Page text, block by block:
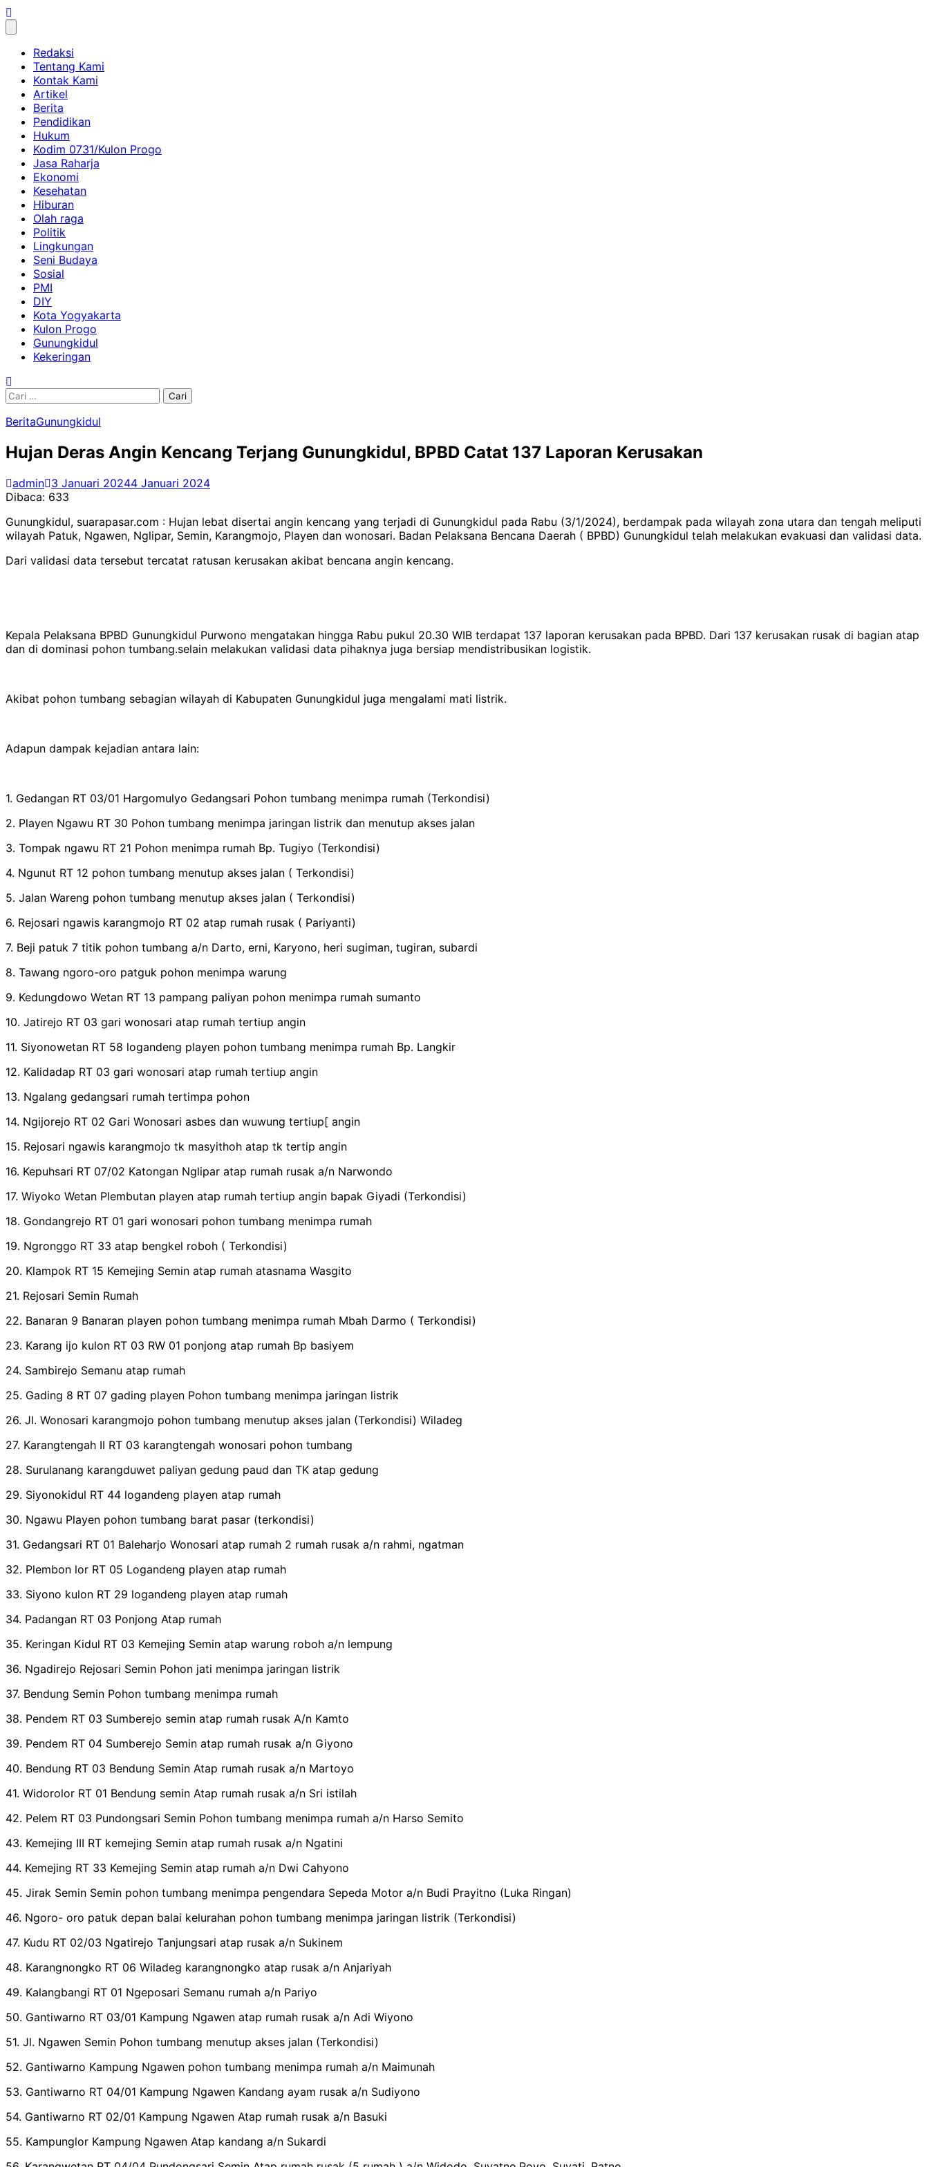
Skip
to
Redaksi
Tentang Kami
Kontak Kami
Artikel
Berita
Pendidikan
Hukum
Kodim 0731/Kulon Progo
Jasa Raharja
Ekonomi
Kesehatan
Hiburan
Olah raga
Politik
Lingkungan
Seni Budaya
Sosial
PMI
DIY
Kota Yogyakarta
Kulon Progo
Gunungkidul
Kekeringan
Cari
BeritaGunungkidul
Hujan Deras Angin Kencang Terjang Gunungkidul, BPBD Catat 137 Laporan Kerusakan
admin 3 Januari 20244 Januari 2024
Dibaca: 633
Gunungkidul, suarapasar.com : Hujan lebat disertai angin kencang yang terjadi di Gunungkidul pada Rabu (3/1/2024), berdampak pada wilayah zona utara dan tengah meliputi
wilayah Patuk, Ngawen, Nglipar, Semin, Karangmojo, Playen dan wonosari. Badan Pelaksana Bencana Daerah ( BPBD) Gunungkidul telah melakukan evakuasi dan validasi data.
Dari validasi data tersebut tercatat ratusan kerusakan akibat bencana angin kencang.
Kepala Pelaksana BPBD Gunungkidul Purwono mengatakan hingga Rabu pukul 20.30 WIB terdapat 137 laporan kerusakan pada BPBD. Dari 137 kerusakan rusak di bagian atap
dan di dominasi pohon tumbang.selain melakukan validasi data pihaknya juga bersiap mendistribusikan logistik.
Akibat pohon tumbang sebagian wilayah di Kabupaten Gunungkidul juga mengalami mati listrik.
Adapun dampak kejadian antara lain:
1. Gedangan RT 03/01 Hargomulyo Gedangsari Pohon tumbang menimpa rumah (Terkondisi)
2. Playen Ngawu RT 30 Pohon tumbang menimpa jaringan listrik dan menutup akses jalan
3. Tompak ngawu RT 21 Pohon menimpa rumah Bp. Tugiyo (Terkondisi)
4. Ngunut RT 12 pohon tumbang menutup akses jalan ( Terkondisi)
5. Jalan Wareng pohon tumbang menutup akses jalan ( Terkondisi)
6. Rejosari ngawis karangmojo RT 02 atap rumah rusak ( Pariyanti)
7. Beji patuk 7 titik pohon tumbang a/n Darto, erni, Karyono, heri sugiman, tugiran, subardi
8. Tawang ngoro-oro patguk pohon menimpa warung
9. Kedungdowo Wetan RT 13 pampang paliyan pohon menimpa rumah sumanto
10. Jatirejo RT 03 gari wonosari atap rumah tertiup angin
11. Siyonowetan RT 58 logandeng playen pohon tumbang menimpa rumah Bp. Langkir
12. Kalidadap RT 03 gari wonosari atap rumah tertiup angin
13. Ngalang gedangsari rumah tertimpa pohon
14. Ngijorejo RT 02 Gari Wonosari asbes dan wuwung tertiup[ angin
15. Rejosari ngawis karangmojo tk masyithoh atap tk tertip angin
16. Kepuhsari RT 07/02 Katongan Nglipar atap rumah rusak a/n Narwondo
17. Wiyoko Wetan Plembutan playen atap rumah tertiup angin bapak Giyadi (Terkondisi)
18. Gondangrejo RT 01 gari wonosari pohon tumbang menimpa rumah
19. Ngronggo RT 33 atap bengkel roboh ( Terkondisi)
20. Klampok RT 15 Kemejing Semin atap rumah atasnama Wasgito
21. Rejosari Semin Rumah
22. Banaran 9 Banaran playen pohon tumbang menimpa rumah Mbah Darmo ( Terkondisi)
23. Karang ijo kulon RT 03 RW 01 ponjong atap rumah Bp basiyem
24. Sambirejo Semanu atap rumah
25. Gading 8 RT 07 gading playen Pohon tumbang menimpa jaringan listrik
26. Jl. Wonosari karangmojo pohon tumbang menutup akses jalan (Terkondisi) Wiladeg
27. Karangtengah II RT 03 karangtengah wonosari pohon tumbang
28. Surulanang karangduwet paliyan gedung paud dan TK atap gedung
29. Siyonokidul RT 44 logandeng playen atap rumah
30. Ngawu Playen pohon tumbang barat pasar (terkondisi)
31. Gedangsari RT 01 Baleharjo Wonosari atap rumah 2 rumah rusak a/n rahmi, ngatman
32. Plembon lor RT 05 Logandeng playen atap rumah
33. Siyono kulon RT 29 logandeng playen atap rumah
34. Padangan RT 03 Ponjong Atap rumah
35. Keringan Kidul RT 03 Kemejing Semin atap warung roboh a/n lempung
36. Ngadirejo Rejosari Semin Pohon jati menimpa jaringan listrik
37. Bendung Semin Pohon tumbang menimpa rumah
38. Pendem RT 03 Sumberejo semin atap rumah rusak A/n Kamto
39. Pendem RT 04 Sumberejo Semin atap rumah rusak a/n Giyono
40. Bendung RT 03 Bendung Semin Atap rumah rusak a/n Martoyo
41. Widorolor RT 01 Bendung semin Atap rumah rusak a/n Sri istilah
42. Pelem RT 03 Pundongsari Semin Pohon tumbang menimpa rumah a/n Harso Semito
43. Kemejing III RT kemejing Semin atap rumah rusak a/n Ngatini
44. Kemejing RT 33 Kemejing Semin atap rumah a/n Dwi Cahyono
45. Jirak Semin Semin pohon tumbang menimpa pengendara Sepeda Motor a/n Budi Prayitno (Luka Ringan)
46. Ngoro- oro patuk depan balai kelurahan pohon tumbang menimpa jaringan listrik (Terkondisi)
47. Kudu RT 02/03 Ngatirejo Tanjungsari atap rusak a/n Sukinem
48. Karangnongko RT 06 Wiladeg karangnongko atap rusak a/n Anjariyah
49. Kalangbangi RT 01 Ngeposari Semanu rumah a/n Pariyo
50. Gantiwarno RT 03/01 Kampung Ngawen atap rumah rusak a/n Adi Wiyono
51. Jl. Ngawen Semin Pohon tumbang menutup akses jalan (Terkondisi)
52. Gantiwarno Kampung Ngawen pohon tumbang menimpa rumah a/n Maimunah
53. Gantiwarno RT 04/01 Kampung Ngawen Kandang ayam rusak a/n Sudiyono
54. Gantiwarno RT 02/01 Kampung Ngawen Atap rumah rusak a/n Basuki
55. Kampunglor Kampung Ngawen Atap kandang a/n Sukardi